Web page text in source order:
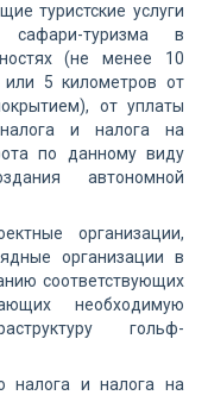
туристские услуги
туризма в
(не менее 10
или 5 километров от
от уплаты
и налога на
по данному виду
автономной
организации,
организации в
соответствующих
необходимую
гольф-
налога и налога на